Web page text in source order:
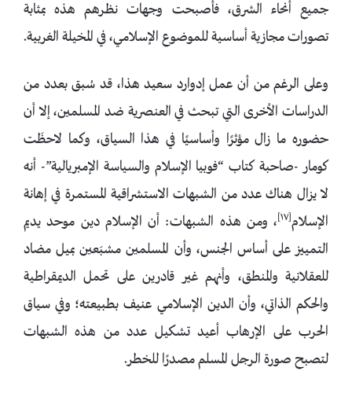
جميع أنحاء الشرق، فأصبحت وجهات نظرهم هذه بمثابة
تصورات مجازية أساسية للموضوع الإسلامي، في المخيلة الغربية.
وعلى الرغم من أن عمل إدوارد سعيد هذا، قد سُبق بعدد من
الدراسات الأخرى التي تبحث في العنصرية ضد المسلمين، إلا أن
حضوره ما زال مؤثرًا وأساسيًا في هذا السياق، وكما لاحظَت
كومار -صاحبة كتاب “فوبيا الإسلام والسياسة الإمبريالية”- أنه
لا يزال هناك عدد من الشبهات الاستشراقية المستمرة في إهانة
الإسلام[١٧]
، ومن هذه الشبهات: أن الإسلام دين موحد يديم
التمييز على أساس الجنس، وأن المسلمين مشبَعين بميل مضاد
للعقلانية والمنطق، وأنهم غير قادرين على تحمل الديمقراطية
والحكم الذاتي، وأن الدين الإسلامي عنيف بطبيعته؛ وفي سياق
الحرب على الإرهاب أعيد تشكيل عدد من هذه الشبهات
لتصبح صورة الرجل المسلم مصدرًا للخطر.